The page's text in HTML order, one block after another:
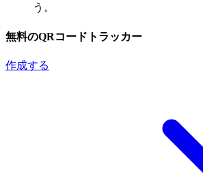
う。
無料のQRコードトラッカー
作成する